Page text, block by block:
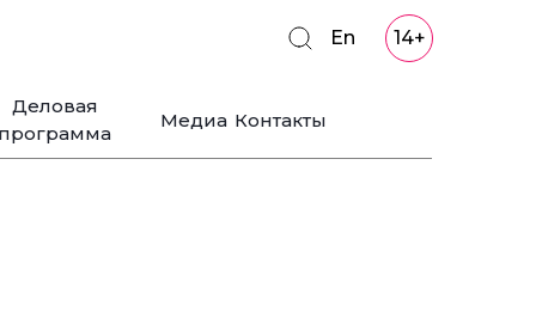
Деловая
программа
Медиа Контакты
En 14+